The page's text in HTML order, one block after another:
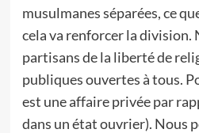
musulmanes séparées, ce
cela va renforcer la division.
partisans de la liberté de
publiques ouvertes à tous.
est une affaire privée par
dans un état ouvrier). Nous